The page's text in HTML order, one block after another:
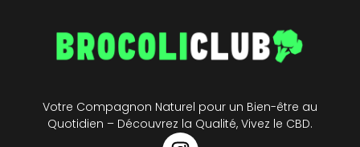
Votre Compagnon Naturel pour un Bien-être au
Quotidien – Découvrez la Qualité, Vivez le CBD.